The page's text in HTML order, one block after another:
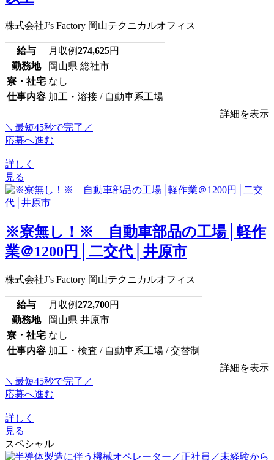
株式会社J’s Factory 岡山テクニカルオフィス
給与 月収例274,625円
勤務地
岡山県 総社市
寮・社宅 なし
仕事内容 加工・溶接 / 自動車系工場
詳細を表示
＼最短45秒で完了／
応募へ進む
詳しく
見る
※寮無し！※ 自動車部品の工場│軽作
業＠1200円│二交代│井原市
株式会社J’s Factory 岡山テクニカルオフィス
給与 月収例272,700円
勤務地
岡山県 井原市
寮・社宅 なし
仕事内容 加工・検査 / 自動車系工場 / 交替制
詳細を表示
＼最短45秒で完了／
応募へ進む
詳しく
見る
スペシャル